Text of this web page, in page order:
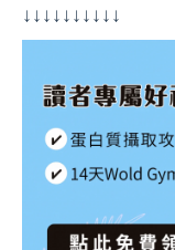
↓↓↓↓↓↓↓↓↓↓